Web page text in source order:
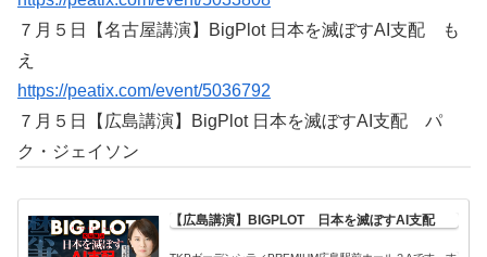
７月５日【名古屋講演】BigPlot 日本を滅ぼすAI支配 も
え
https://peatix.com/event/5036792
７月５日【広島講演】BigPlot 日本を滅ぼすAI支配 パ
ク・ジェイソン
【広島講演】BIGPLOT 日本を滅ぼすAI支配